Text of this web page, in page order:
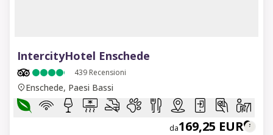
IntercityHotel Enschede
439 Recensioni
Enschede, Paesi Bassi
da169,25 EUR